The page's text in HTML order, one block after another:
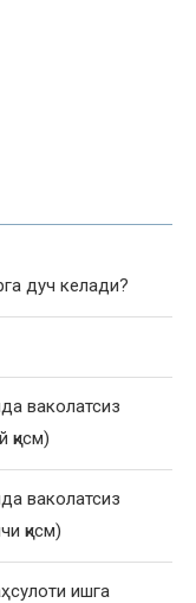
дуч келади?
ваколатсиз
қисм)
ваколатсиз
қисм)
ишга